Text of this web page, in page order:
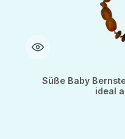
Süße Baby
ideal